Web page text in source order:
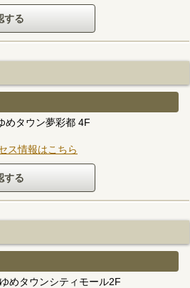
めタウン夢彩都 4F
ス情報はこちら
めタウンシティモール2F